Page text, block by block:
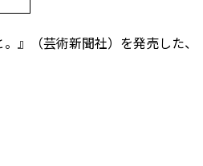
』（芸術新聞社）を発売した、